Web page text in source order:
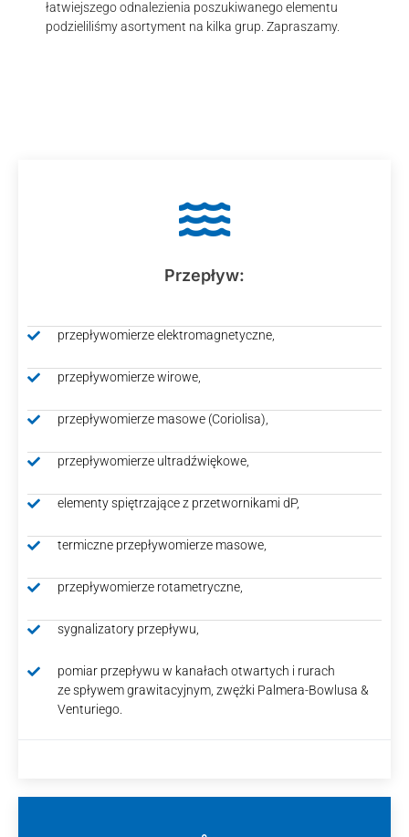
łatwiejszego odnalezienia poszukiwanego elementu
podzieliliśmy asortyment na kilka grup. Zapraszamy.
Przepływ:
przepływomierze elektromagnetyczne,
przepływomierze wirowe,
przepływomierze masowe (Coriolisa),
przepływomierze ultradźwiękowe,
elementy spiętrzające z przetwornikami dP,
termiczne przepływomierze masowe,
przepływomierze rotametryczne,
sygnalizatory przepływu,
pomiar przepływu w kanałach otwartych i rurach
ze spływem grawitacyjnym, zwężki Palmera-Bowlusa &
Venturiego.